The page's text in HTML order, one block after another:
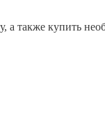
также купить